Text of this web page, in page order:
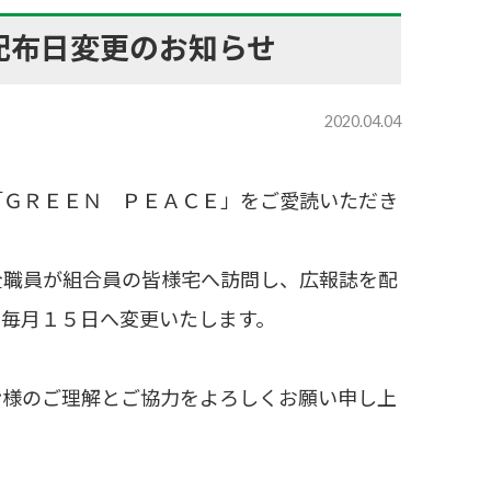
日変更のお知らせ
2020.04.04
ＲＥＥＮ ＰＥＡＣＥ」をご愛読いただき
員が組合員の皆様宅へ訪問し、広報誌を配
月１５日へ変更いたします。
ご理解とご協力をよろしくお願い申し上